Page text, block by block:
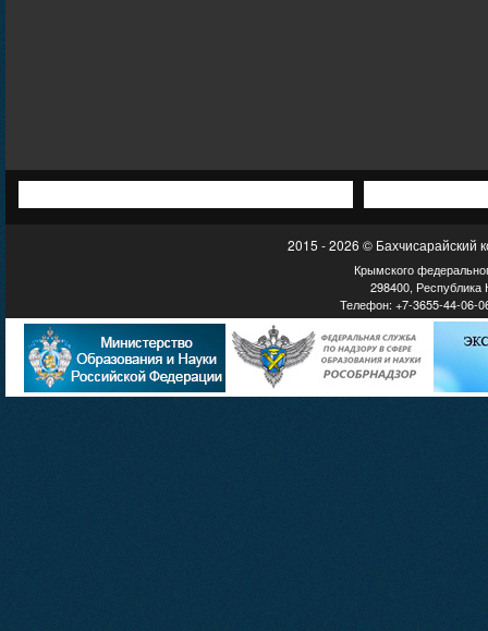
2015 - 2026 © Бахчисарайский
Крымского
298400, Республика
Телефон: +7-3655-44-06-